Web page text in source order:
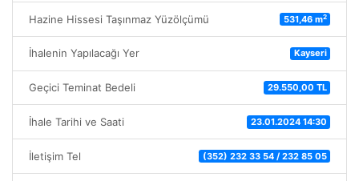
Hazine Hissesi Taşınmaz Yüzölçümü 531,46 m2
İhalenin Yapılacağı Yer Kayseri
Geçici Teminat Bedeli 29.550,00 TL
İhale Tarihi ve Saati 23.01.2024 14:30
İletişim Tel (352) 232 33 54 / 232 85 05